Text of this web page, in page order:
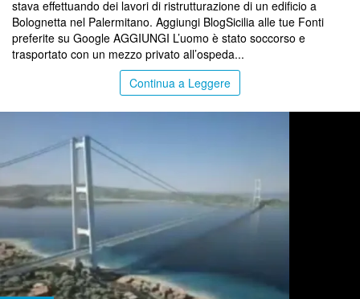
stava effettuando dei lavori di ristrutturazione di un edificio a
Bolognetta nel Palermitano. Aggiungi BlogSicilia alle tue Fonti
preferite su Google AGGIUNGI L’uomo è stato soccorso e
trasportato con un mezzo privato all’ospeda...
Continua a Leggere